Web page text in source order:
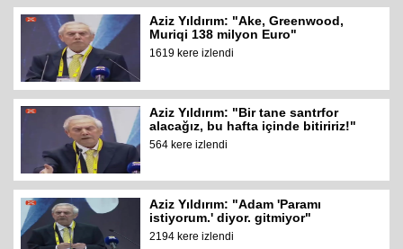
Aziz Yıldırım: "Ake, Greenwood,
Muriqi 138 milyon Euro"
1619 kere izlendi
Aziz Yıldırım: "Bir tane santrfor
alacağız, bu hafta içinde bitiririz!"
564 kere izlendi
Aziz Yıldırım: "Adam 'Paramı
istiyorum.' diyor. gitmiyor"
2194 kere izlendi